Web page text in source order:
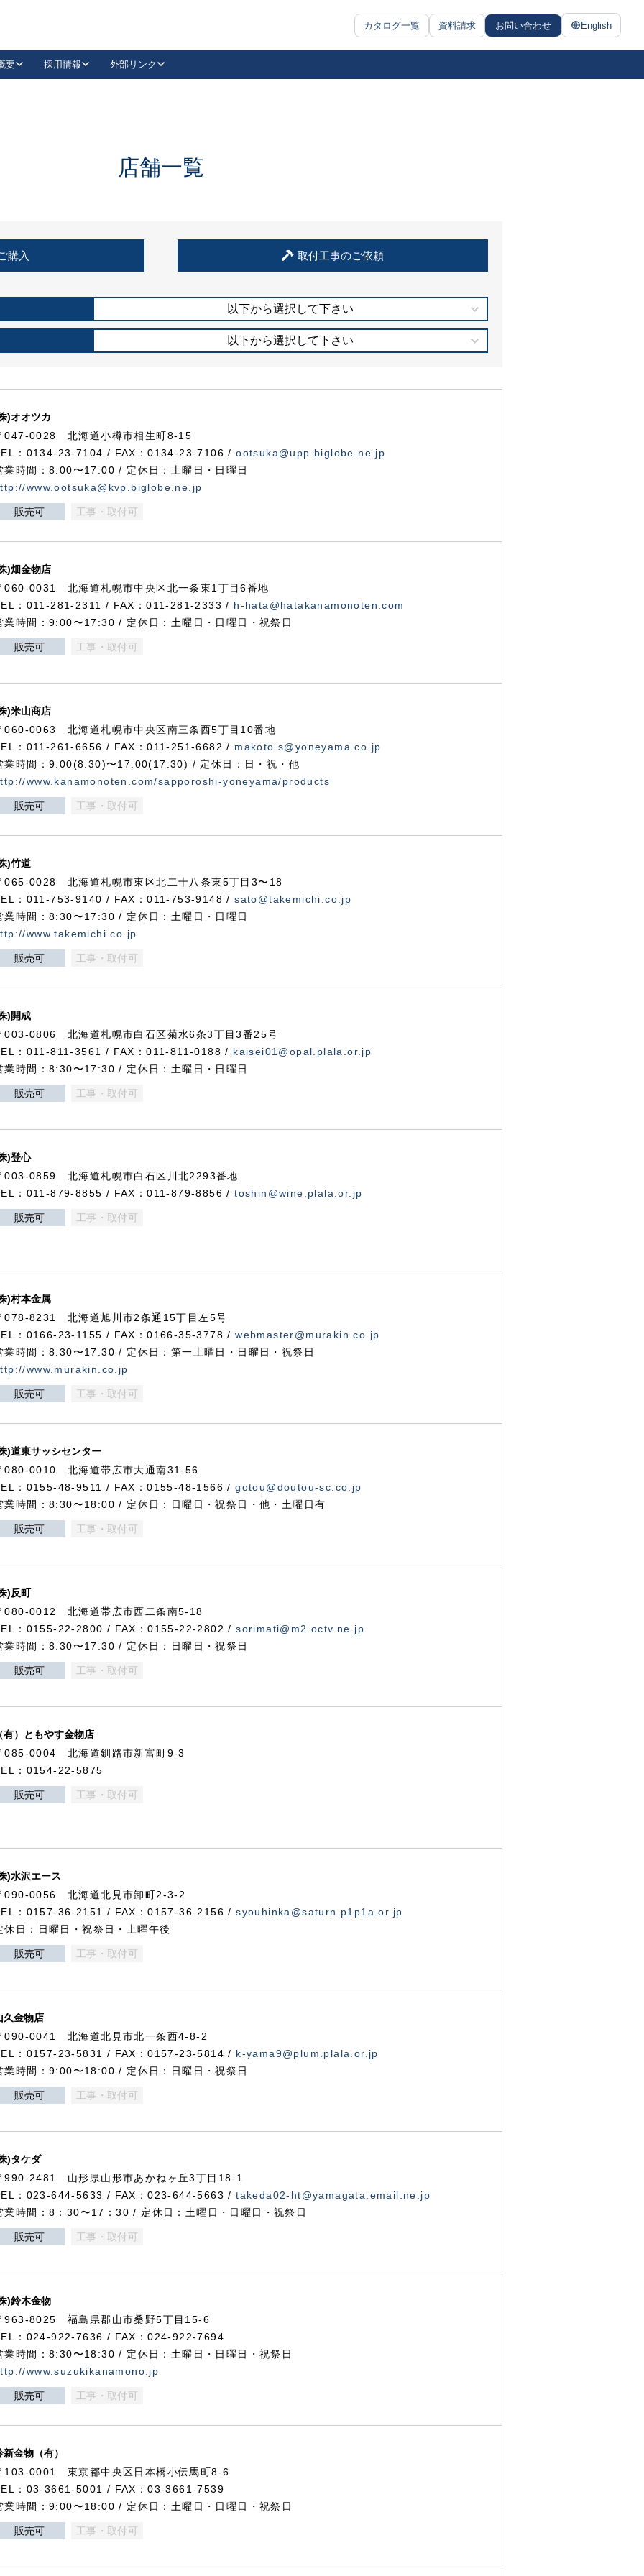
カタログ一覧 資料請求 お問い合わせ English
抗ウイルス・抗菌製品
要 採用情報 外部リンク
LinkedIn
住宅使用部材標準化推進協議会
店舗一覧
購入 取付工事のご依頼
以下から選択して下さい
以下から選択して下さい
)オオツカ
047-0028 北海道小樽市相生町8-15
：0134-23-7104 / FAX：0134-23-7106 /ootsuka@upp.biglobe.ne.jp
業時間：8:00〜17:00 / 定休日：土曜日・日曜日
www.ootsuka@kvp.biglobe.ne.jp
販売可 工事・取付可
)畑金物店
060-0031 北海道札幌市中央区北一条東1丁目6番地
：011-281-2311 / FAX：011-281-2333 / h-hata@hatakanamonoten.com
業時間：9:00〜17:30 / 定休日：土曜日・日曜日・祝祭日
販売可 工事・取付可
)米山商店
060-0063 北海道札幌市中央区南三条西5丁目10番地
：011-261-6656 / FAX：011-251-6682 / makoto.s@yoneyama.co.jp
業時間：9:00(8:30)〜17:00(17:30) / 定休日：日・祝・他
www.kanamonoten.com/sapporoshi-yoneyama/products
販売可 工事・取付可
)竹道
065-0028 北海道札幌市東区北二十八条東5丁目3〜18
：011-753-9140 / FAX：011-753-9148 /sato@takemichi.co.jp
業時間：8:30〜17:30 / 定休日：土曜日・日曜日
www.takemichi.co.jp
販売可 工事・取付可
)開成
003-0806 北海道札幌市白石区菊水6条3丁目3番25号
：011-811-3561 / FAX：011-811-0188 / kaisei01@opal.plala.or.jp
業時間：8:30〜17:30 / 定休日：土曜日・日曜日
販売可 工事・取付可
)登心
003-0859 北海道札幌市白石区川北2293番地
：011-879-8855 / FAX：011-879-8856 /toshin@wine.plala.or.jp
販売可 工事・取付可
)村本金属
078-8231 北海道旭川市2条通15丁目左5号
：0166-23-1155 / FAX：0166-35-3778 /webmaster@murakin.co.jp
業時間：8:30〜17:30 / 定休日：第一土曜日・日曜日・祝祭日
www.murakin.co.jp
販売可 工事・取付可
)道東サッシセンター
080-0010 北海道帯広市大通南31-56
：0155-48-9511 / FAX：0155-48-1566 /gotou@doutou-sc.co.jp
業時間：8:30〜18:00 / 定休日：日曜日・祝祭日・他・土曜日有
販売可 工事・取付可
)反町
080-0012 北海道帯広市西二条南5-18
：0155-22-2800 / FAX：0155-22-2802 /sorimati@m2.octv.ne.jp
業時間：8:30〜17:30 / 定休日：日曜日・祝祭日
販売可 工事・取付可
有）ともやす金物店
085-0004 北海道釧路市新富町9-3
：0154-22-5875
販売可 工事・取付可
)水沢エース
090-0056 北海道北見市卸町2-3-2
：0157-36-2151 / FAX：0157-36-2156 /syouhinka@saturn.p1p1a.or.jp
休日：日曜日・祝祭日・土曜午後
販売可 工事・取付可
久金物店
090-0041 北海道北見市北一条西4-8-2
：0157-23-5831 / FAX：0157-23-5814 / k-yama9@plum.plala.or.jp
業時間：9:00〜18:00 / 定休日：日曜日・祝祭日
販売可 工事・取付可
)タケダ
990-2481 山形県山形市あかねヶ丘3丁目18-1
：023-644-5633 / FAX：023-644-5663 /takeda02-ht@yamagata.email.ne.jp
業時間：8：30〜17：30 / 定休日：土曜日・日曜日・祝祭日
販売可 工事・取付可
)鈴木金物
963-8025 福島県郡山市桑野5丁目15-6
：024-922-7636 / FAX：024-922-7694
業時間：8:30〜18:30 / 定休日：土曜日・日曜日・祝祭日
www.suzukikanamono.jp
販売可 工事・取付可
新金物（有）
103-0001 東京都中央区日本橋小伝馬町8-6
：03-3661-5001 / FAX：03-3661-7539
業時間：9:00〜18:00 / 定休日：土曜日・日曜日・祝祭日
販売可 工事・取付可